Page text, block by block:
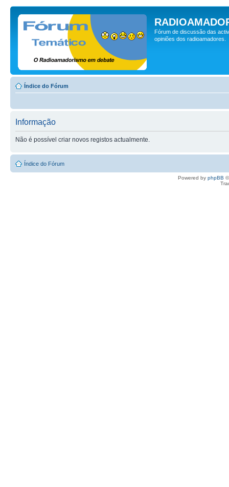
Fórum de discussão das
opiniões dos radioamadores.
Índice do Fórum
Informação
Não é possível criar novos registos actualmente.
Índice do Fórum
Powered by phpBB